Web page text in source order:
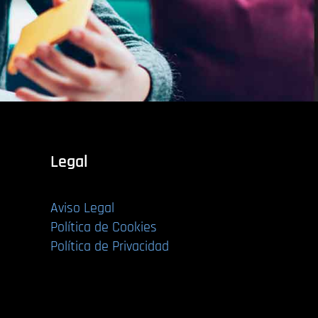
Legal
Aviso Legal
Política de Cookies
Política de Privacidad